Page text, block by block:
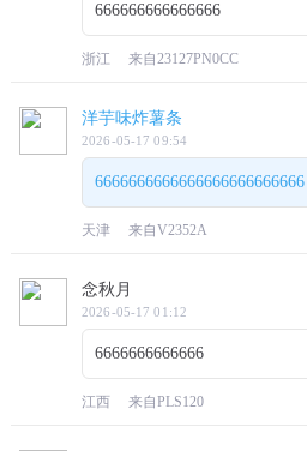
666666666666666
浙江 来自23127PN0CC
洋芋味炸薯条
2026-05-17 09:54
6666666666666666666666666
天津 来自V2352A
念秋月
2026-05-17 01:12
6666666666666
江西 来自PLS120